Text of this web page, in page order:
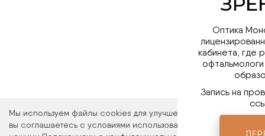
Мы используем файлы cookies для улучшения работы сайта.
вы соглашаетесь с условиями использования файлов cookies.
Оптика
кабинета, где
Запись на